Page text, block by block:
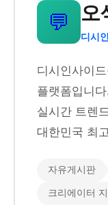
💬 오
디시
디시인사이
플랫폼입니
실시간 트렌
대한민국 최
자유게시판
크리에이터